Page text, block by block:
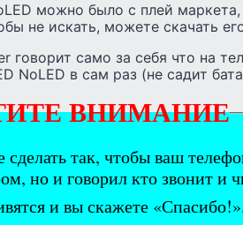
можно было с плей
не искать, можете скачать
говорит само за себя что на
NoLED в сам раз (не садит
ВНИМАНИЕ
так, чтобы ваш
но и говорил кто звонит и
и вы скажете